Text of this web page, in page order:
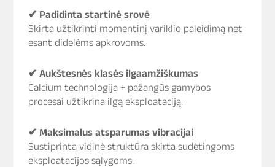
✔ Padidinta startinė srovė
Skirta užtikrinti momentinį variklio paleidimą net
esant didelėms apkrovoms.
✔ Aukštesnės klasės ilgaamžiškumas
Calcium technologija + pažangūs gamybos
procesai užtikrina ilgą eksploataciją.
✔ Maksimalus atsparumas vibracijai
Sustiprinta vidinė struktūra skirta sudėtingoms
eksploatacijos sąlygoms.